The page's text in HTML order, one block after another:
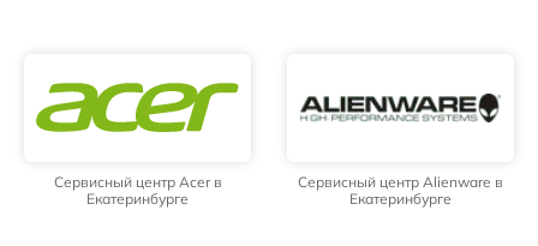
Сервисный центр Acer в
Екатеринбурге
Сервисный центр Alienware в
Екатеринбурге